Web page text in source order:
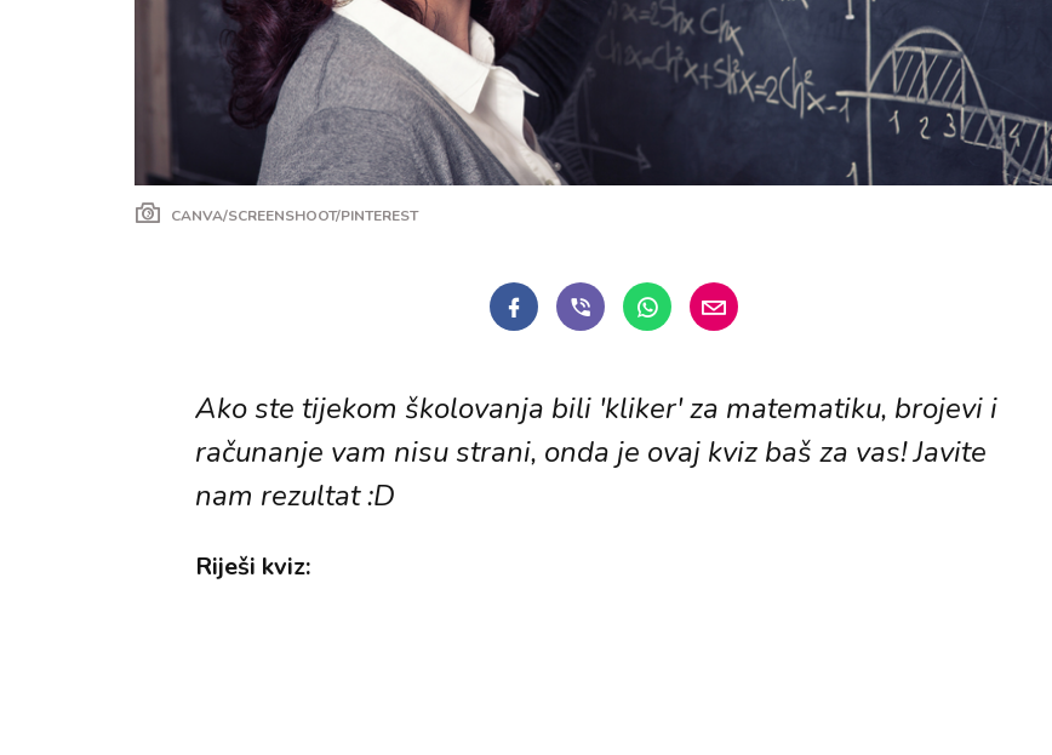
CANVA/SCREENSHOOT/PINTEREST
Ako ste tijekom školovanja bili 'kliker' za matematiku, brojevi i
računanje vam nisu strani, onda je ovaj kviz baš za vas! Javite
nam rezultat :D
Riješi kviz: